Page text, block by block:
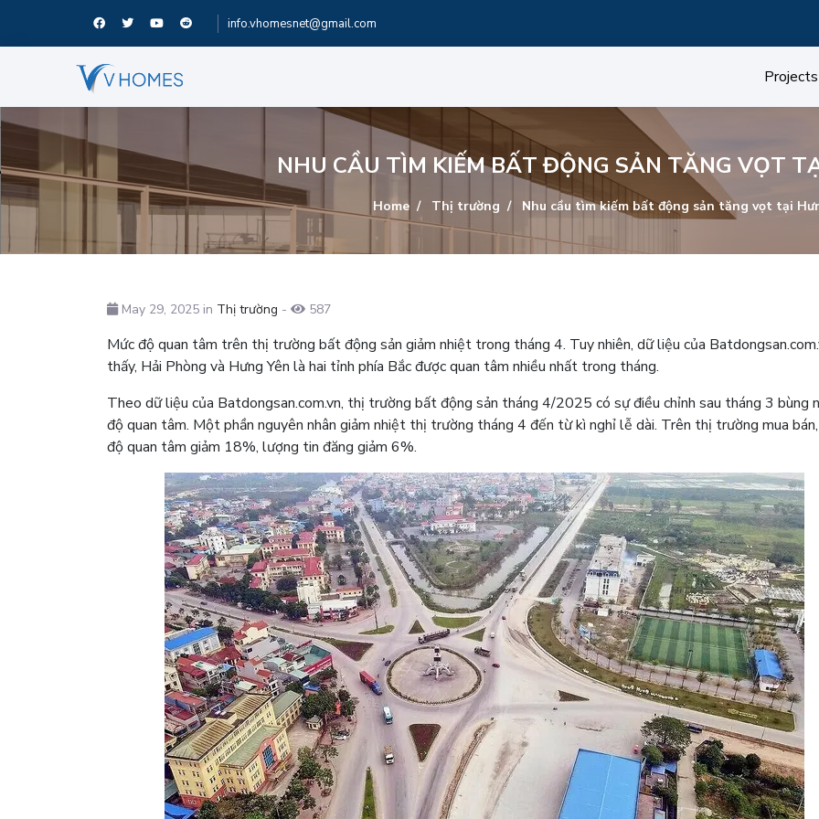
info.vhomesnet@gmail.com
Projects
NHU CẦU TÌM KIẾM BẤT ĐỘNG SẢN TĂNG VỌT
Home Thị trường Nhu cầu tìm kiếm bất động sản tăng vọt tại
May 29, 2025 in Thị trường - 587
Mức độ quan tâm trên thị trường bất động sản giảm nhiệt trong tháng 4. Tuy nhiên, dữ liệu của
thấy, Hải Phòng và Hưng Yên là hai tỉnh phía Bắc được quan tâm nhiều nhất trong tháng.
Theo dữ liệu của Batdongsan.com.vn, thị trường bất động sản tháng 4/2025 có sự điều chỉnh sau tháng 3 bùng
độ quan tâm. Một phần nguyên nhân giảm nhiệt thị trường tháng 4 đến từ kì nghỉ lễ dài. Trên thị trường mua
độ quan tâm giảm 18%, lượng tin đăng giảm 6%.